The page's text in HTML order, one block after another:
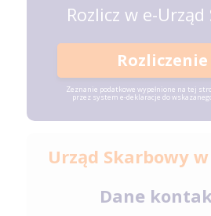
Rozlicz w e-
Rozliczenie
Zeznanie podatkowe wypełnione na tej
przez system e-deklaracje do
Urząd Skarbowy
Dane